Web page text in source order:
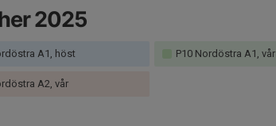
2025
A1, höst P10 Nordöstra A1, vår
A2, vår